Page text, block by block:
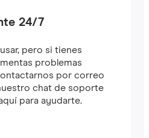
24/7
pero si tienes
problemas
por correo
chat de soporte
para ayudarte.